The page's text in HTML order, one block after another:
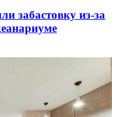
забастовку из-за